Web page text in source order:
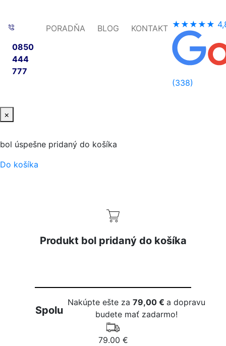
0850
444
777
PORADŇA BLOG KONTAKT ★★★★★
(338)
×
bol úspešne pridaný do košíka
Do košíka
Produkt bol pridaný do košíka
Spolu
Nakúpte ešte za79,00 €a dopravu
budete mať zadarmo!
79.00 €